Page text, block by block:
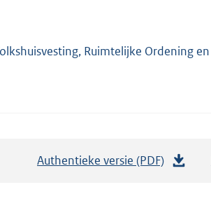
Ruimtelijke Ordening en
Authentieke versie (PDF)